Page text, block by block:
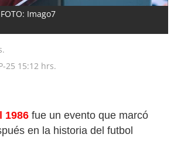
Imago7
25 15:12 hrs.
1986 fue un evento que marcó
en la historia del futbol